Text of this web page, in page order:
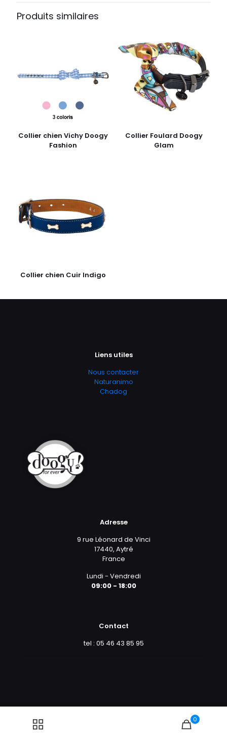
Produits similaires
Collier chien Vichy Doogy
Fashion
Collier Foulard Doogy
Glam
Collier chien Cuir Indigo
Liens utiles
Nous contacter
Naturanimo
Chadog
Adresse
9 rue Léonard de Vinci
17440, Aytré
France
Lundi - Vendredi
09:00 - 18:00
Contact
tel : 05 46 43 85 95
0